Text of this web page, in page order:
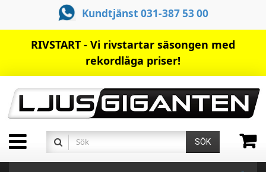
Kundtjänst 031-387 53 00
RIVSTART - Vi rivstartar säsongen med
rekordlåga priser!
SÖK